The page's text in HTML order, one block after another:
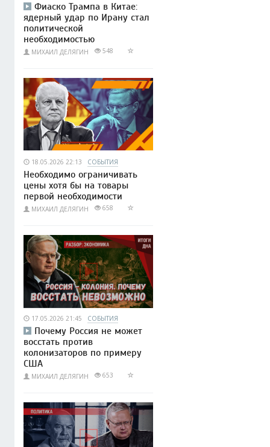
Фиаско Трампа в Китае:
ядерный удар по Ирану стал
политической
необходимостью
МИХАИЛ ДЕЛЯГИН 548
18.05.2026 22:13 СОБЫТИЯ
Необходимо ограничивать
цены хотя бы на товары
первой необходимости
МИХАИЛ ДЕЛЯГИН 658
17.05.2026 21:45 СОБЫТИЯ
Почему Россия не может
восстать против
колонизаторов по примеру
США
МИХАИЛ ДЕЛЯГИН 653